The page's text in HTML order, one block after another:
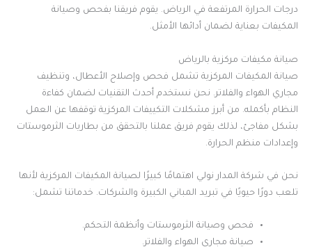
درجات الحرارة المرتفعة في الرياض. يقوم فريقنا بفحص وصيانة
المكيفات بعناية لضمان أدائها الأمثل.
صيانة مكيفات مركزية بالرياض
صيانة المكيفات المركزية تشمل فحص وإصلاح الأعطال، وتنظيف
مجاري الهواء والفلاتر. نحن نستخدم أحدث التقنيات لضمان كفاءة
النظام بأكمله. من أبرز مشكلات التكييفات المركزية توقفها عن العمل
بشكل مفاجئ، لذلك يقوم فريق عملنا بالتحقق من بطاريات الثرموستات
وإعدادات منظم الحرارة.
نحن في شركة المدار نولي اهتمامًا كبيرًا لصيانة المكيفات المركزية لأنها
تلعب دورًا حيويًا في تبريد المباني الكبيرة والشركات. خدماتنا تشمل:
فحص وصيانة الثرموستات وأنظمة التحكم.
صيانة مجاري الهواء والفلاتر.